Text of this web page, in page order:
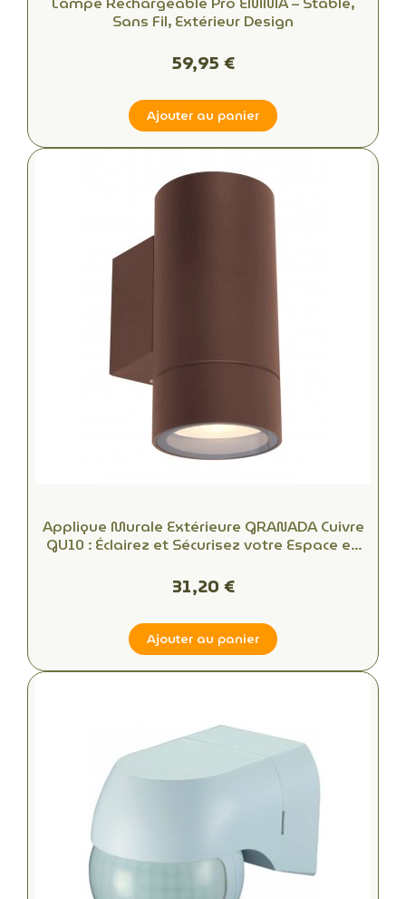
Sans Fil, Extérieur Design
59,95 €
Ajouter au panier
Applique Murale Extérieure GRANADA Cuivre
GU10 : Éclairez et Sécurisez votre Espace en
31,20 €
Ajouter au panier